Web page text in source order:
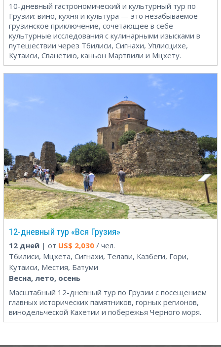
10-дневный гастрономический и культурный тур по
Грузии: вино, кухня и культура — это незабываемое
грузинское приключение, сочетающее в себе
культурные исследования с кулинарными изысками в
путешествии через Тбилиси, Сигнахи, Уплисцихе,
Кутаиси, Сванетию, каньон Мартвили и Мцхету.
12-дневный тур «Вся Грузия»
12 дней | от US$ 2,030 / чел.
Тбилиси, Мцхета, Сигнахи, Телави, Казбеги, Гори,
Кутаиси, Местия, Батуми
Весна, лето, осень
Масштабный 12-дневный тур по Грузии с посещением
главных исторических памятников, горных регионов,
винодельческой Кахетии и побережья Черного моря.